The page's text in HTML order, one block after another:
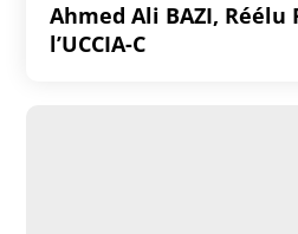
Ahmed Ali BAZI, Réélu
l’UCCIA-C